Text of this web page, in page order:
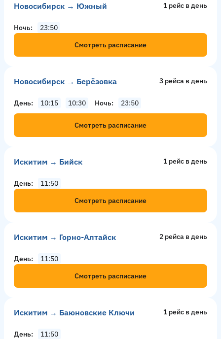
Новосибирск → Южный 1 рейс в день
Ночь
23:50
Смотреть расписание
Новосибирск → Берёзовка 3 рейсa в день
День 10:15 10:30 Ночь 23:50
Смотреть расписание
Искитим → Бийск 1 рейс в день
День
11:50
Смотреть расписание
Искитим → Горно-Алтайск 2 рейсa в день
День
11:50
Смотреть расписание
Искитим → Баюновские Ключи 1 рейс в день
День
11:50